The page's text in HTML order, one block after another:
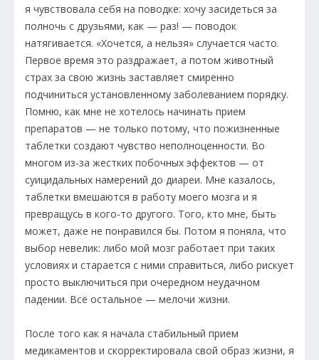
я чувствовала себя на поводке: хочу засидеться за
полночь с друзьями, как — раз! — поводок
натягивается. «Хочется, а нельзя» случается часто.
Первое время это раздражает, а потом животный
страх за свою жизнь заставляет смиренно
подчиниться установленному заболеванием порядку.
Помню, как мне не хотелось начинать прием
препаратов — не только потому, что пожизненные
таблетки создают чувство неполноценности. Во
многом из-за жестких побочных эффектов — от
суицидальных намерений до диареи. Мне казалось,
таблетки вмешаются в работу моего мозга и я
превращусь в кого-то другого. Того, кто мне, быть
может, даже не понравился бы. Потом я поняла, что
выбор невелик: либо мой мозг работает при таких
условиях и старается с ними справиться, либо рискует
просто выключиться при очередном неудачном
падении. Всё остальное — мелочи жизни.
После того как я начала стабильный прием
медикаментов и скорректировала свой образ жизни, я